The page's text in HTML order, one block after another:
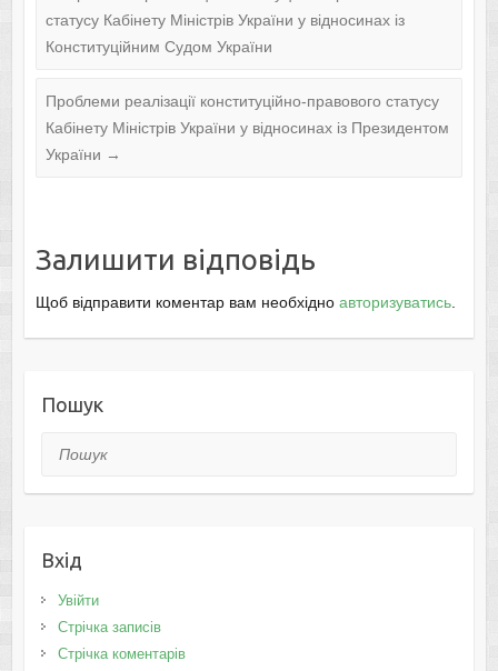
статусу Кабінету Міністрів України у відносинах із
Конституційним Судом України
Проблеми реалізації конституційно-правового статусу
Кабінету Міністрів України у відносинах із Президентом
України →
Залишити відповідь
Щоб відправити коментар вам необхідно авторизуватись.
Пошук
Пошук
Вхід
Увійти
Стрічка записів
Стрічка коментарів